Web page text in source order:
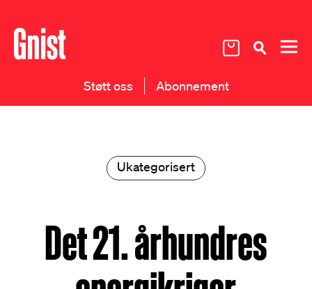
Støtt oss Abonnement
Ukategorisert
Det 21. århundres